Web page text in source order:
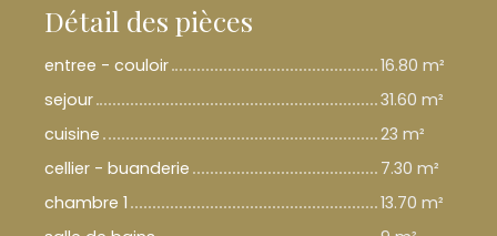
Détail des pièces
entree - couloir
16.80 m²
sejour
31.60 m²
cuisine
23 m²
cellier - buanderie
7.30 m²
chambre 1
13.70 m²